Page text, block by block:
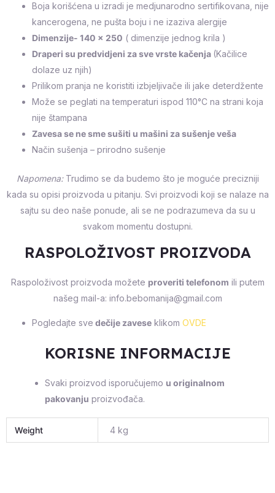
Boja korišćena u izradi je medjunarodno sertifikovana, nije
kancerogena, ne pušta boju i ne izaziva alergije
Dimenzije- 140 x 250 ( dimenzije jednog krila )
Draperi su predvidjeni za sve vrste kačenja (Kačilice
dolaze uz njih)
Prilikom pranja ne koristiti izbjeljivače ili jake deterdžente
Može se peglati na temperaturi ispod 110°C na strani koja
nije štampana
Zavesa se ne sme sušiti u mašini za sušenje veša
Način sušenja – prirodno sušenje
Napomena:Trudimo se da budemo što je moguće precizniji
kada su opisi proizvoda u pitanju. Svi proizvodi koji se nalaze na
sajtu su deo naše ponude, ali se ne podrazumeva da su u
svakom momentu dostupni.
RASPOLOŽIVOST PROIZVODA
Raspoloživost proizvoda možete proveriti telefonom ili putem
našeg mail-a: info.bebomanija@gmail.com
Pogledajte sve dečije zavese klikom OVDE
KORISNE INFORMACIJE
Svaki proizvod isporučujemo u originalnom
pakovanju proizvođača.
Weight 4 kg